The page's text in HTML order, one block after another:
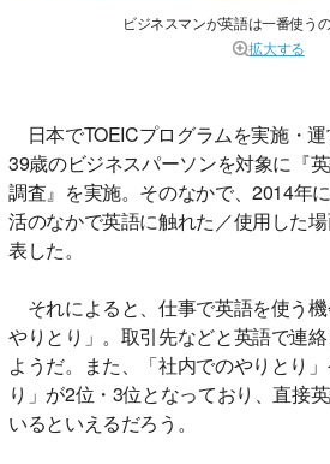
ビジネスマンが英語は一番使う
拡大する
日本でTOEICプログラムを実施・
39歳のビジネスパーソンを対象に『
調査』を実施。そのなかで、2014年
活のなかで英語に触れた／使用した
表した。
それによると、仕事で英語を使う
やりとり」。取引先などと英語で連
ようだ。また、「社内でのやりとり
り」が2位・3位となっており、直接
いるといえるだろう。